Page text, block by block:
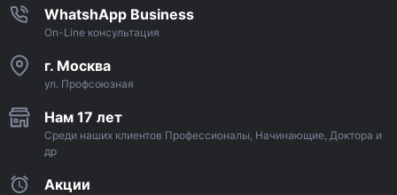
WhatshApp Business
On-Line консультация
г. Москва
ул. Профсоюзная
Нам 17 лет
Среди наших клиентов Профессионалы, Начинающие, Доктора и
др
Акции